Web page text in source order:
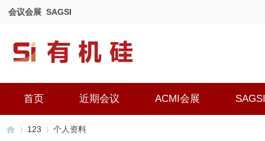
会议会展 SAGSI
首页 近期会议 ACMI会展 SAGSI
123 个人资料